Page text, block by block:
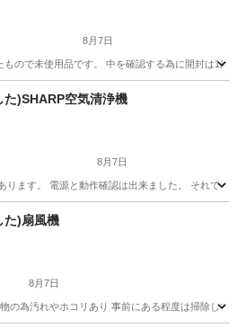
8月7日
もので未使用品です。 中を確認する為に開封は1
た)SHARP空気清浄機
8月7日
ります。 電源と動作確認は出来ました。 それで
季節、空調家電
た)扇風機
8月7日
の為汚れやホコリあり 事前にある程度は掃除し